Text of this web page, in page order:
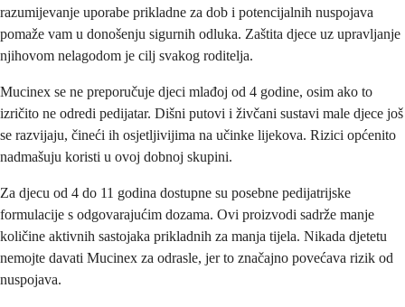
razumijevanje uporabe prikladne za dob i potencijalnih nuspojava
pomaže vam u donošenju sigurnih odluka. Zaštita djece uz upravljanje
njihovom nelagodom je cilj svakog roditelja.
Mucinex se ne preporučuje djeci mlađoj od 4 godine, osim ako to
izričito ne odredi pedijatar. Dišni putovi i živčani sustavi male djece još
se razvijaju, čineći ih osjetljivijima na učinke lijekova. Rizici općenito
nadmašuju koristi u ovoj dobnoj skupini.
Za djecu od 4 do 11 godina dostupne su posebne pedijatrijske
formulacije s odgovarajućim dozama. Ovi proizvodi sadrže manje
količine aktivnih sastojaka prikladnih za manja tijela. Nikada djetetu
nemojte davati Mucinex za odrasle, jer to značajno povećava rizik od
nuspojava.